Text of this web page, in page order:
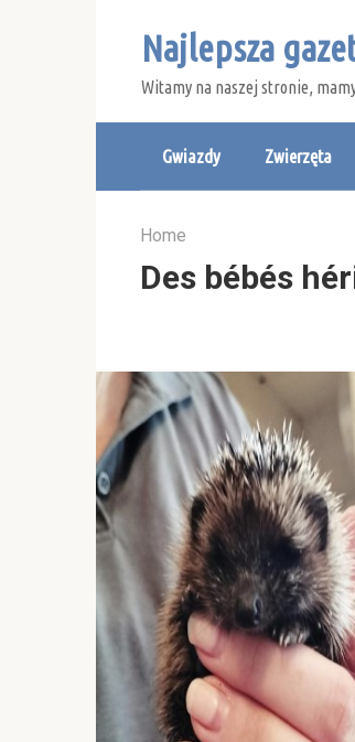
Najlepsza
Witamy na naszej stronie,
Gwiazdy Zwierzęta
Home
Des bébés